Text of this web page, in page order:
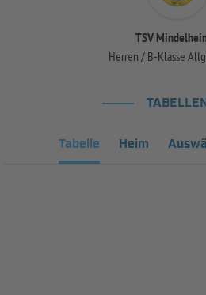
TSV
Herren / B-Klasse
Tabelle Heim